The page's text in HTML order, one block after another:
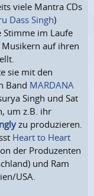
viele Mantra CDs
Dass Singh)
im Laufe
Musikern auf ihren
sie mit den
Band MARDANA
Singh und Sat
um z.B. ihr
zu produzieren.
Heart to Heart
der Produzenten
und Ram
USA.